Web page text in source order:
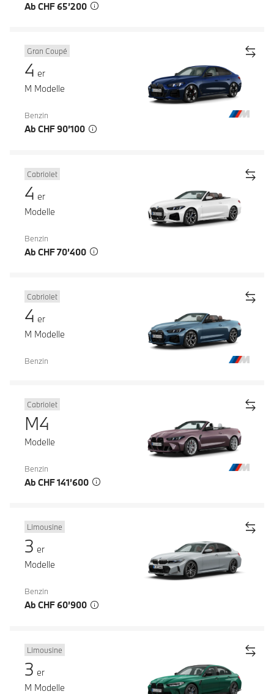
Ab CHF 65’200
Gran Coupé
4 er
M Modelle
Benzin
Ab CHF 90’100
Cabriolet
4 er
Modelle
Benzin
Ab CHF 70’400
Cabriolet
4 er
M Modelle
Benzin
Cabriolet
M4
Modelle
Benzin
Ab CHF 141’600
Limousine
3 er
Modelle
Benzin
Ab CHF 60’900
Limousine
3 er
M Modelle